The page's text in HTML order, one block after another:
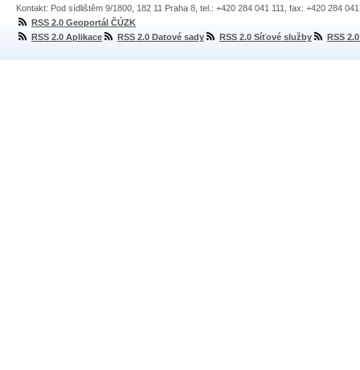
Kontakt: Pod sídlištěm 9/1800, 182 11 Praha 8, tel.: +420 284 041 111, fax: +420 284
RSS 2.0 Geoportál ČÚZK
RSS 2.0 Aplikace
RSS 2.0 Datové sady RSS 2.0 Síťové služby RSS